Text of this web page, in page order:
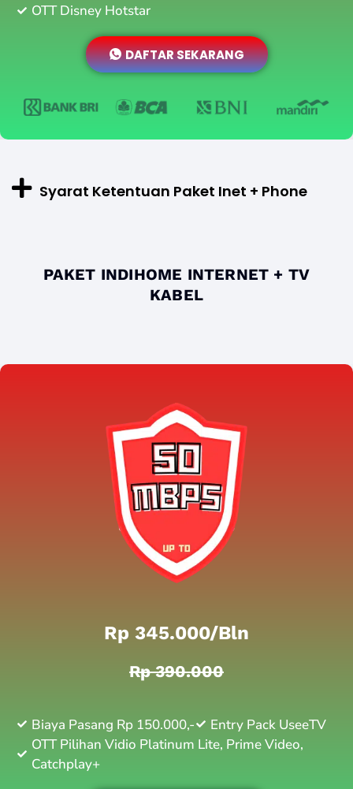
OTT Disney Hotstar
DAFTAR SEKARANG
Syarat Ketentuan Paket Inet + Phone
PAKET INDIHOME INTERNET + TV
KABEL
Rp 345.000/bln
Rp 390.000
Biaya Pasang Rp 150.000,-
Entry Pack UseeTV
OTT Pilihan Vidio Platinum Lite, Prime Video,
Catchplay+